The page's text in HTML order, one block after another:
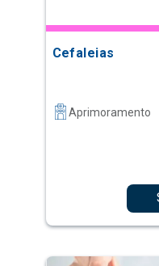
Cefaleias
Aprimoramento